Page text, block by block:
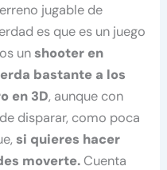
jugable de
es que es un juego
unshooter en
bastante a los
en 3D, aunque con
disparar, como poca
si quieres hacer
moverte.Cuenta